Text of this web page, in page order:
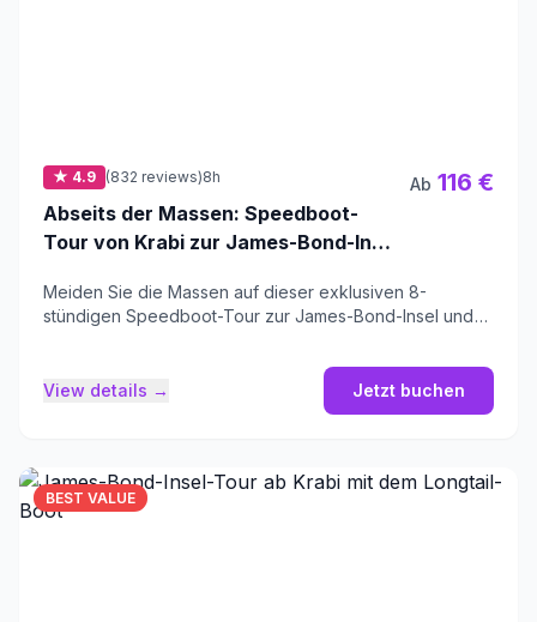
★ 4.9 (832 reviews)8h
Abseits der Massen: Speedboot-
Tour von Krabi zur James-Bond-Insel
Ab 116 €
Meiden Sie die Massen auf dieser exklusiven 8-
stündigen Speedboot-Tour zur James-Bond-Insel und
View details → Jetzt buchen
BEST VALUE